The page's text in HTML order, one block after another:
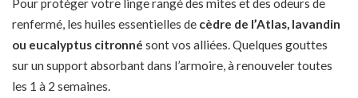
Pour protéger votre linge rangé des mites et des odeurs de
renfermé, les huiles essentielles de cèdre de l’Atlas, lavandin
ou eucalyptus citronné sont vos alliées. Quelques gouttes
sur un support absorbant dans l’armoire, à renouveler toutes
les 1 à 2 semaines.